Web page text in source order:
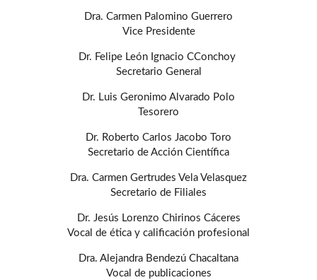
Dra. Carmen Palomino Guerrero
Vice Presidente
Dr. Felipe León Ignacio CConchoy
Secretario General
Dr. Luis Geronimo Alvarado Polo
Tesorero
Dr. Roberto Carlos Jacobo Toro
Secretario de Acción Científica
Dra. Carmen Gertrudes Vela Velasquez
Secretario de Filiales
Dr. Jesús Lorenzo Chirinos Cáceres
Vocal de ética y calificación profesional
Dra. Alejandra Bendezú Chacaltana
Vocal de publicaciones